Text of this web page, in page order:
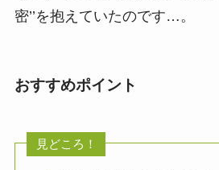
密’’を抱えていたのです…。
おすすめポイント
見どころ！